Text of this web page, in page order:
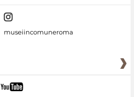
museiincomuneroma